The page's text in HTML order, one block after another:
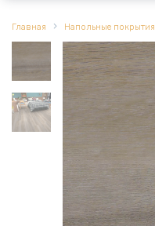
Главная Напольные покрытия